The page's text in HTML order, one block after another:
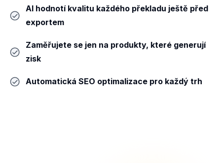
AI hodnotí kvalitu každého překladu ještě před
exportem
Zaměřujete se jen na produkty, které generují
zisk
Automatická SEO optimalizace pro každý trh